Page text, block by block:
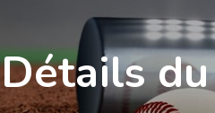
Détails